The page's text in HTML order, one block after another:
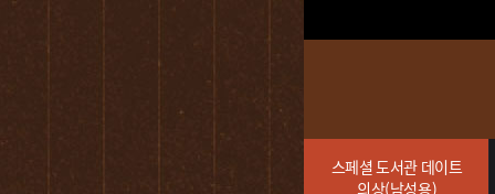
스페셜 도서관 데이트
의상(남성용)